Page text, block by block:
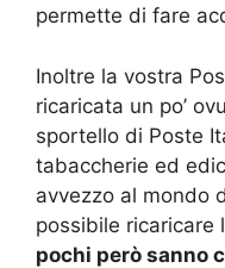
permette di fare
Inoltre la vostra
ricaricata un po’
sportello di Poste
tabaccherie ed
avvezzo al mondo
possibile ricaricare
pochi però sanno